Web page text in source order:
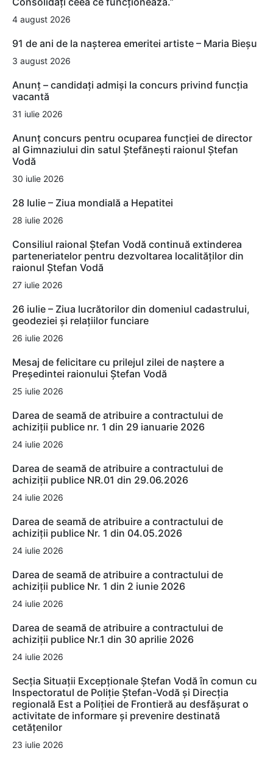
4 august 2026
91 de ani de la nașterea emeritei artiste – Maria Bieșu
3 august 2026
Anunț – candidați admiși la concurs privind funcția
vacantă
31 iulie 2026
Anunț concurs pentru ocuparea funcției de director
al Gimnaziului din satul Ștefănești raionul Ștefan
Vodă
30 iulie 2026
28 Iulie – Ziua mondială a Hepatitei
28 iulie 2026
Consiliul raional Ștefan Vodă continuă extinderea
parteneriatelor pentru dezvoltarea localităților din
raionul Ștefan Vodă
27 iulie 2026
26 iulie – Ziua lucrătorilor din domeniul cadastrului,
geodeziei și relațiilor funciare
26 iulie 2026
Mesaj de felicitare cu prilejul zilei de naștere a
Președintei raionului Ștefan Vodă
25 iulie 2026
Darea de seamă de atribuire a contractului de
achiziții publice nr. 1 din 29 ianuarie 2026
24 iulie 2026
Darea de seamă de atribuire a contractului de
achiziții publice NR.01 din 29.06.2026
24 iulie 2026
Darea de seamă de atribuire a contractului de
achiziții publice Nr. 1 din 04.05.2026
24 iulie 2026
Darea de seamă de atribuire a contractului de
achiziții publice Nr. 1 din 2 iunie 2026
24 iulie 2026
Darea de seamă de atribuire a contractului de
achiziții publice Nr.1 din 30 aprilie 2026
24 iulie 2026
Secția Situații Excepționale Ștefan Vodă în comun cu
Inspectoratul de Poliție Ștefan-Vodă și Direcția
regională Est a Poliției de Frontieră au desfășurat o
activitate de informare și prevenire destinată
cetățenilor
23 iulie 2026